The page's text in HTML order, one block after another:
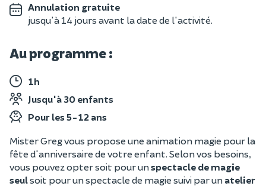
Annulation gratuite
jusqu'à 14 jours avant la date de l'activité.
Au programme :
1h
Jusqu'à 30 enfants
Pour les 5-12 ans
Mister Greg vous propose une animation magie pour la
fête d'anniversaire de votre enfant. Selon vos besoins,
vous pouvez opter soit pour unspectacle de magie
seulsoit pour un spectacle de magie suivi par un atelier